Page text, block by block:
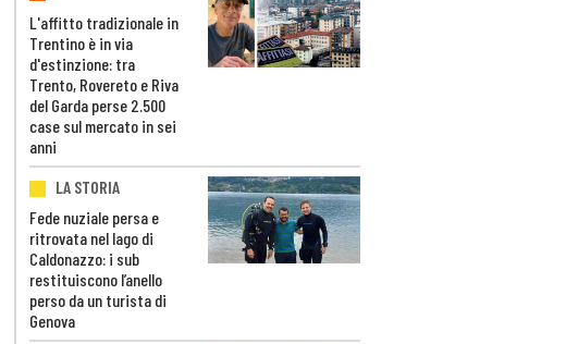
L'affitto tradizionale in
Trentino è in via
d'estinzione: tra
Trento, Rovereto e Riva
del Garda perse 2.500
case sul mercato in sei
anni
LA STORIA
Fede nuziale persa e
ritrovata nel lago di
Caldonazzo: i sub
restituiscono l’anello
perso da un turista di
Genova